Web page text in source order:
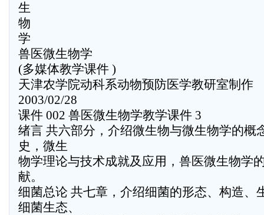
生
物
学
兽医微生物学
(多媒体教学课件 )
天津农学院动科系动物预防医学教研室制作
2003/02/28
课件 002 兽医微生物学教学课件 3
绪言 共六部分，介绍微生物与微生物学的概
史，微生
物学理论与技术成就及应用，兽医微生物学
献。
细菌总论 共七章，介绍细菌的形态、构造、
细菌生态、